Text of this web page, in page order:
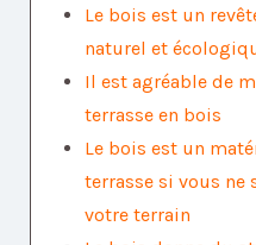
Le bois est un
naturel et
Il est agréable de
terrasse en bois
Le bois est un
terrasse si vous ne
votre terrain